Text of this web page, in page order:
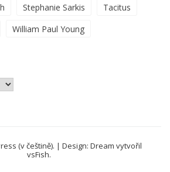
Stephanie Sarkis
Tacitus
William Paul Young
(v češtině). | Design: Dream vytvořil
vsFish.